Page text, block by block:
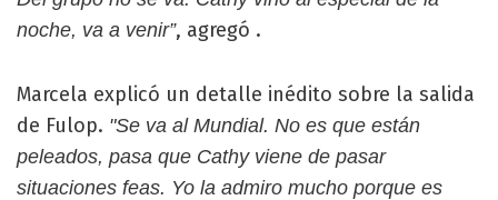
noche, va a venir”, agregó .
Marcela explicó un detalle inédito sobre la salida
de Fulop. "Se va al Mundial. No es que están
peleados, pasa que Cathy viene de pasar
situaciones feas. Yo la admiro mucho porque es